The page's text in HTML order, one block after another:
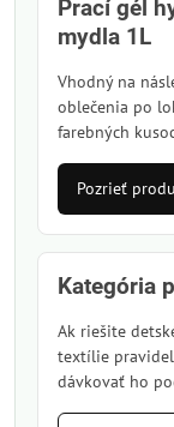
Prací gél
mydla 1L
Vhodný na
oblečenia po
farebných
Pozrieť
Kategória
Ak riešite
textílie
dávkovať ho